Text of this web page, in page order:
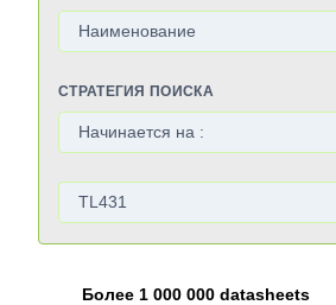
СТРАТЕГИЯ ПОИСКА
Более 1 000 000 datasheets